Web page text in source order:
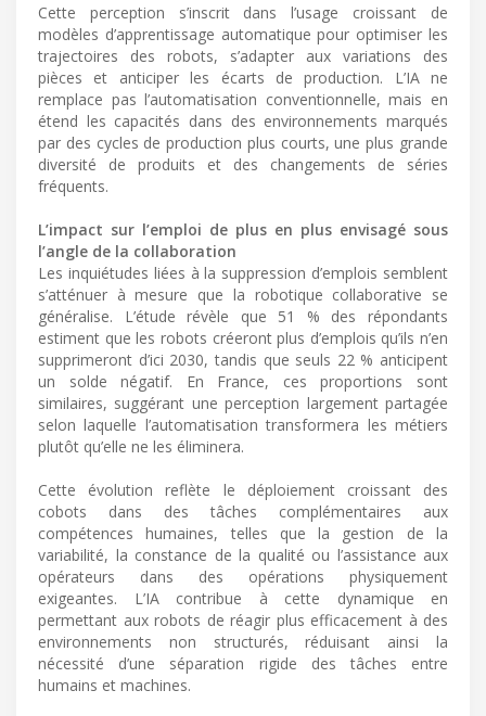
Cette perception s’inscrit dans l’usage croissant de
modèles d’apprentissage automatique pour optimiser les
trajectoires des robots, s’adapter aux variations des
pièces et anticiper les écarts de production. L’IA ne
remplace pas l’automatisation conventionnelle, mais en
étend les capacités dans des environnements marqués
par des cycles de production plus courts, une plus grande
diversité de produits et des changements de séries
fréquents.
L’impact sur l’emploi de plus en plus envisagé sous
l’angle de la collaboration
Les inquiétudes liées à la suppression d’emplois semblent
s’atténuer à mesure que la robotique collaborative se
généralise. L’étude révèle que 51 % des répondants
estiment que les robots créeront plus d’emplois qu’ils n’en
supprimeront d’ici 2030, tandis que seuls 22 % anticipent
un solde négatif. En France, ces proportions sont
similaires, suggérant une perception largement partagée
selon laquelle l’automatisation transformera les métiers
plutôt qu’elle ne les éliminera.
Cette évolution reflète le déploiement croissant des
cobots dans des tâches complémentaires aux
compétences humaines, telles que la gestion de la
variabilité, la constance de la qualité ou l’assistance aux
opérateurs dans des opérations physiquement
exigeantes. L’IA contribue à cette dynamique en
permettant aux robots de réagir plus efficacement à des
environnements non structurés, réduisant ainsi la
nécessité d’une séparation rigide des tâches entre
humains et machines.